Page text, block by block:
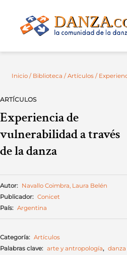
Inicio / Biblioteca / Artículos /
ARTÍCULOS
Experiencia de
vulnerabilidad a través
de la danza
Autor: Navallo Coimbra, Laura Belén
Publicador: Conicet
País: Argentina
Categoría: Artículos
Palabras clave: arte y antropología,